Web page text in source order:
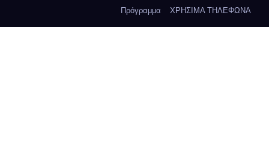
Πρόγραμμα ΧΡΗΣΙΜΑ ΤΗΛΕΦΩΝΑ